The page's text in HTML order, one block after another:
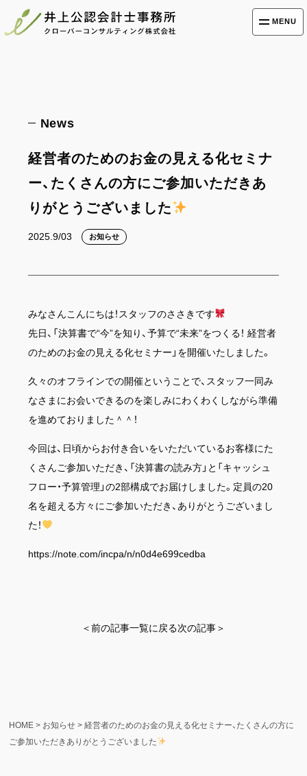
MENU
News
経営者のためのお金の見える化セミナ
ー、たくさんの方にご参加いただきあ
りがとうございました
2025.9/03 お知らせ
みなさんこんにちは！スタッフのささきです
先日、「決算書で“今”を知り、予算で“未来”をつくる！ 経営者
のためのお金の見える化セミナー」を開催いたしました。
久々のオフラインでの開催ということで、スタッフ一同み
なさまにお会いできるのを楽しみにわくわくしながら準備
を進めておりました＾＾！
今回は、日頃からお付き合いをいただいているお客様にた
くさんご参加いただき、「決算書の読み方」と「キャッシュ
フロー・予算管理」の2部構成でお届けしました。定員の20
名を超える方々にご参加いただき、ありがとうございまし
た！
https://note.com/incpa/n/n0d4e699cedba
＜前の記事一覧に戻る次の記事＞
HOME > お知らせ >経営者のためのお金の見える化セミナー、たくさんの方に
ご参加いただきありがとうございました